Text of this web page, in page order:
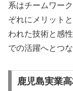
系はチームワー
ぞれにメリット
われた技術と感
での活躍へとつ
鹿児島実業